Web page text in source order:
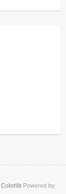
Colorlib Powered by